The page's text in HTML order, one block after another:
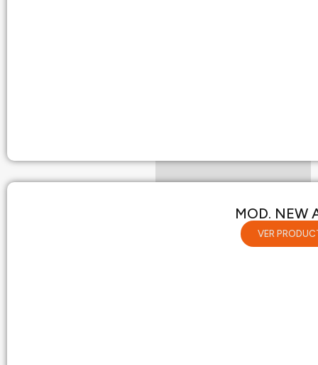
MOD. NEW
VER